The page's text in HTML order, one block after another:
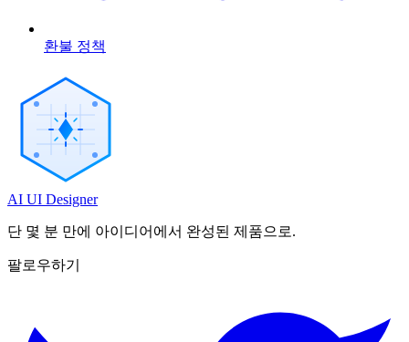
환불 정책
AI UI Designer
단 몇 분 만에 아이디어에서 완성된 제품으로.
팔로우하기